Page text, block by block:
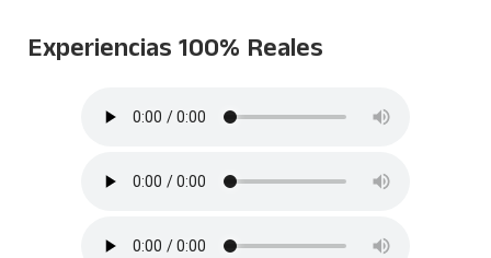
Experiencias 100% Reales